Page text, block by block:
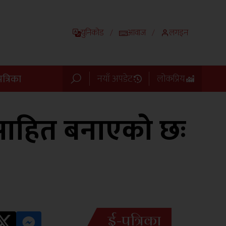
युनिकोड / आवाज / लगइन
नयाँ अपडेट लोकप्रिय
बनाएको छः
ई-पत्रिका